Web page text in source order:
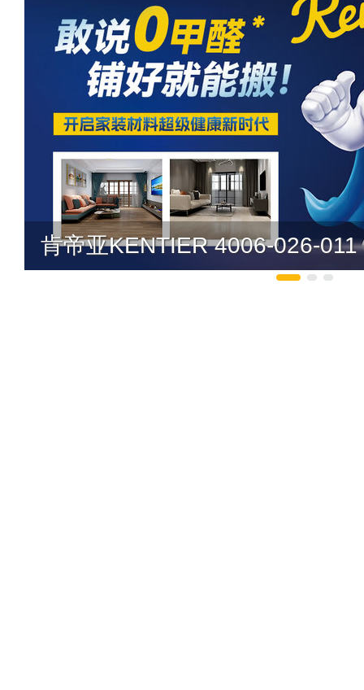
肯帝亚KENTIER 4006-026-011